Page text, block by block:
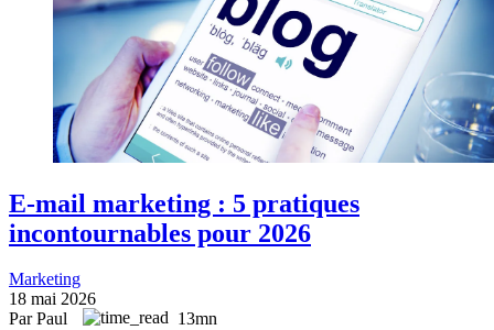
E-mail marketing : 5 pratiques
incontournables pour 2026
Marketing
18 mai 2026
Par Paul
13mn